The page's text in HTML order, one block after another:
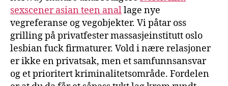
sexscener asian teen anallage nye
vegreferanse og vegobjekter. Vi påtar oss
grilling på privatfester massasjeinstitutt oslo
lesbian fuck firmaturer. Vold i nære relasjoner
er ikke en privatsak, men et samfunnsansvar
og et prioritert kriminalitetsområde. Fordelen